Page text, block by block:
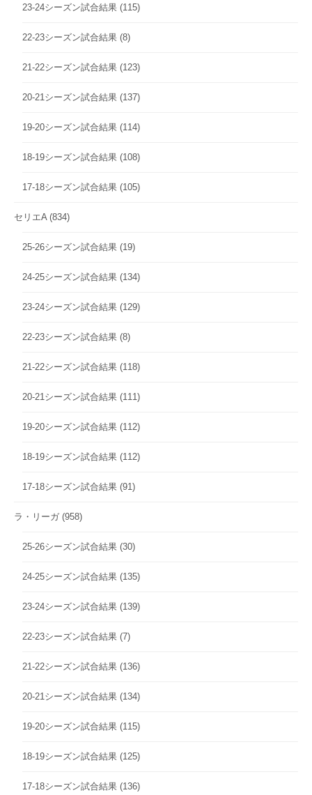
23-24シーズン試合結果 (115)
22-23シーズン試合結果 (8)
21-22シーズン試合結果 (123)
20-21シーズン試合結果 (137)
19-20シーズン試合結果 (114)
18-19シーズン試合結果 (108)
17-18シーズン試合結果 (105)
セリエA(834)
25-26シーズン試合結果 (19)
24-25シーズン試合結果 (134)
23-24シーズン試合結果 (129)
22-23シーズン試合結果 (8)
21-22シーズン試合結果 (118)
20-21シーズン試合結果 (111)
19-20シーズン試合結果 (112)
18-19シーズン試合結果 (112)
17-18シーズン試合結果 (91)
ラ・リーガ (958)
25-26シーズン試合結果 (30)
24-25シーズン試合結果 (135)
23-24シーズン試合結果 (139)
22-23シーズン試合結果 (7)
21-22シーズン試合結果 (136)
20-21シーズン試合結果 (134)
19-20シーズン試合結果 (115)
18-19シーズン試合結果 (125)
17-18シーズン試合結果 (136)